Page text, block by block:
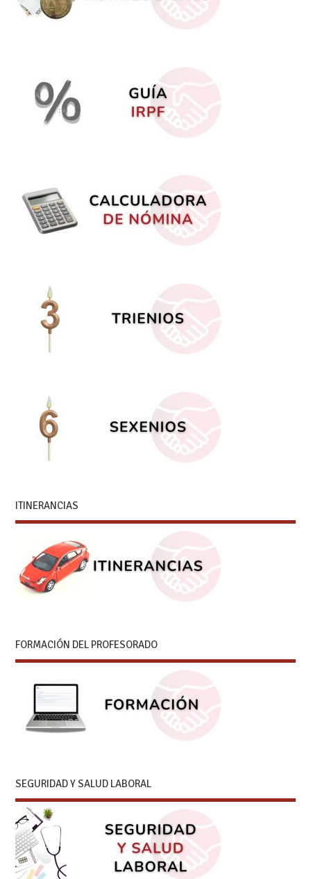
ITINERANCIAS
FORMACIÓN DEL PROFESORADO
SEGURIDAD Y SALUD LABORAL